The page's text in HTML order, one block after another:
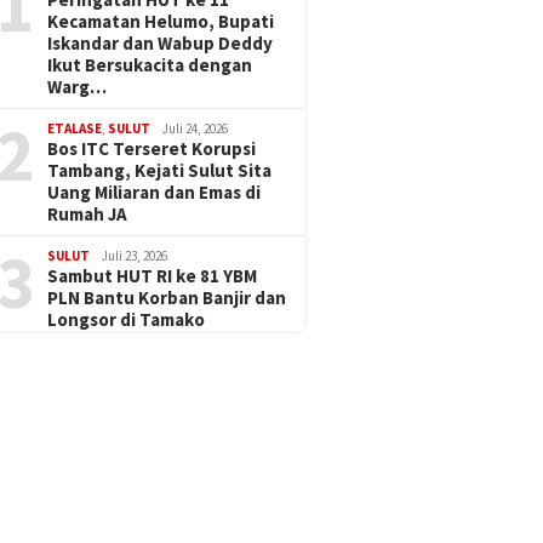
Kecamatan Helumo, Bupati
Iskandar dan Wabup Deddy
Ikut Bersukacita dengan
Warg…
ETALASE SULUT Juli 24, 2026
Bos ITC Terseret Korupsi
Tambang, Kejati Sulut Sita
Uang Miliaran dan Emas di
Rumah JA
SULUT Juli 23, 2026
Sambut HUT RI ke 81 YBM
PLN Bantu Korban Banjir dan
Longsor di Tamako